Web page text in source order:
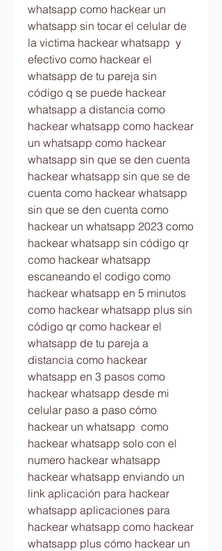
whatsapp como hackear un
whatsapp sin tocar el celular de
la victima hackear whatsapp  y
efectivo como hackear el
whatsapp de tu pareja sin
código q se puede hackear
whatsapp a distancia como
hackear whatsapp como hackear
un whatsapp como hackear
whatsapp sin que se den cuenta
hackear whatsapp sin que se de
cuenta como hackear whatsapp
sin que se den cuenta como
hackear un whatsapp 2023 como
hackear whatsapp sin código qr
como hackear whatsapp
escaneando el codigo como
hackear whatsapp en 5 minutos
como hackear whatsapp plus sin
código qr como hackear el
whatsapp de tu pareja a
distancia como hackear
whatsapp en 3 pasos como
hackear whatsapp desde mi
celular paso a paso cómo
hackear un whatsapp  como
hackear whatsapp solo con el
numero hackear whatsapp
hackear whatsapp enviando un
link aplicación para hackear
whatsapp aplicaciones para
hackear whatsapp como hackear
whatsapp plus cómo hackear un